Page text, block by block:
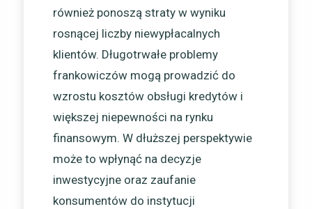
również ponoszą straty w wyniku
rosnącej liczby niewypłacalnych
klientów. Długotrwałe problemy
frankowiczów mogą prowadzić do
wzrostu kosztów obsługi kredytów i
większej niepewności na rynku
finansowym. W dłuższej perspektywie
może to wpłynąć na decyzje
inwestycyjne oraz zaufanie
konsumentów do instytucji